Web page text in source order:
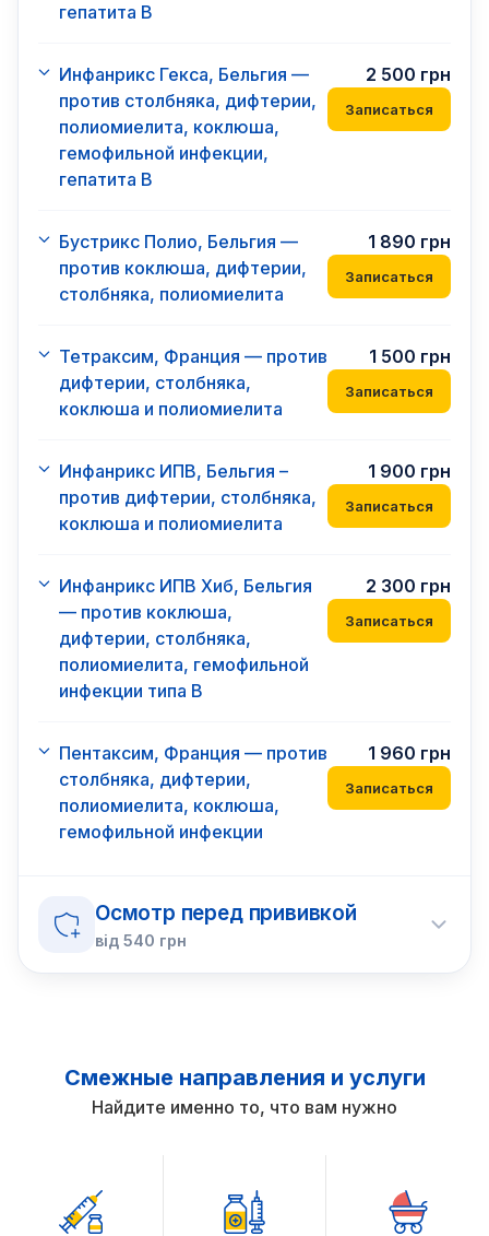
гепатита В
Инфанрикс Гекса, Бельгия —
против столбняка, дифтерии,
полиомиелита, коклюша,
гемофильной инфекции,
гепатита В
2 500 грн
Записаться
Бустрикс Полио, Бельгия —
против коклюша, дифтерии,
столбняка, полиомиелита
1 890 грн
Записаться
Тетраксим, Франция — против
дифтерии, столбняка,
коклюша и полиомиелита
1 500 грн
Записаться
Инфанрикс ИПВ, Бельгия –
против дифтерии, столбняка,
коклюша и полиомиелита
1 900 грн
Записаться
Инфанрикс ИПВ Хиб, Бельгия
— против коклюша,
дифтерии, столбняка,
полиомиелита, гемофильной
инфекции типа B
2 300 грн
Записаться
Пентаксим, Франция — против
столбняка, дифтерии,
полиомиелита, коклюша,
гемофильной инфекции
1 960 грн
Записаться
Осмотр перед прививкой
від 540 грн
Смежные направления и услуги
Найдите именно то, что вам нужно